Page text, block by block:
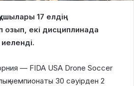
17 елдің
озып, екі дисциплинада
— FIDA USA Drone Soccer
чемпионаты 30 сәуірден 2